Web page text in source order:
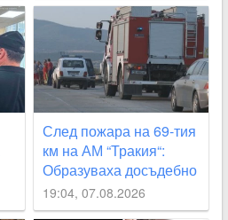
След пожара на 69-тия
км на АМ “Тракия“:
Образуваха досъдебно
производство
19:04, 07.08.2026